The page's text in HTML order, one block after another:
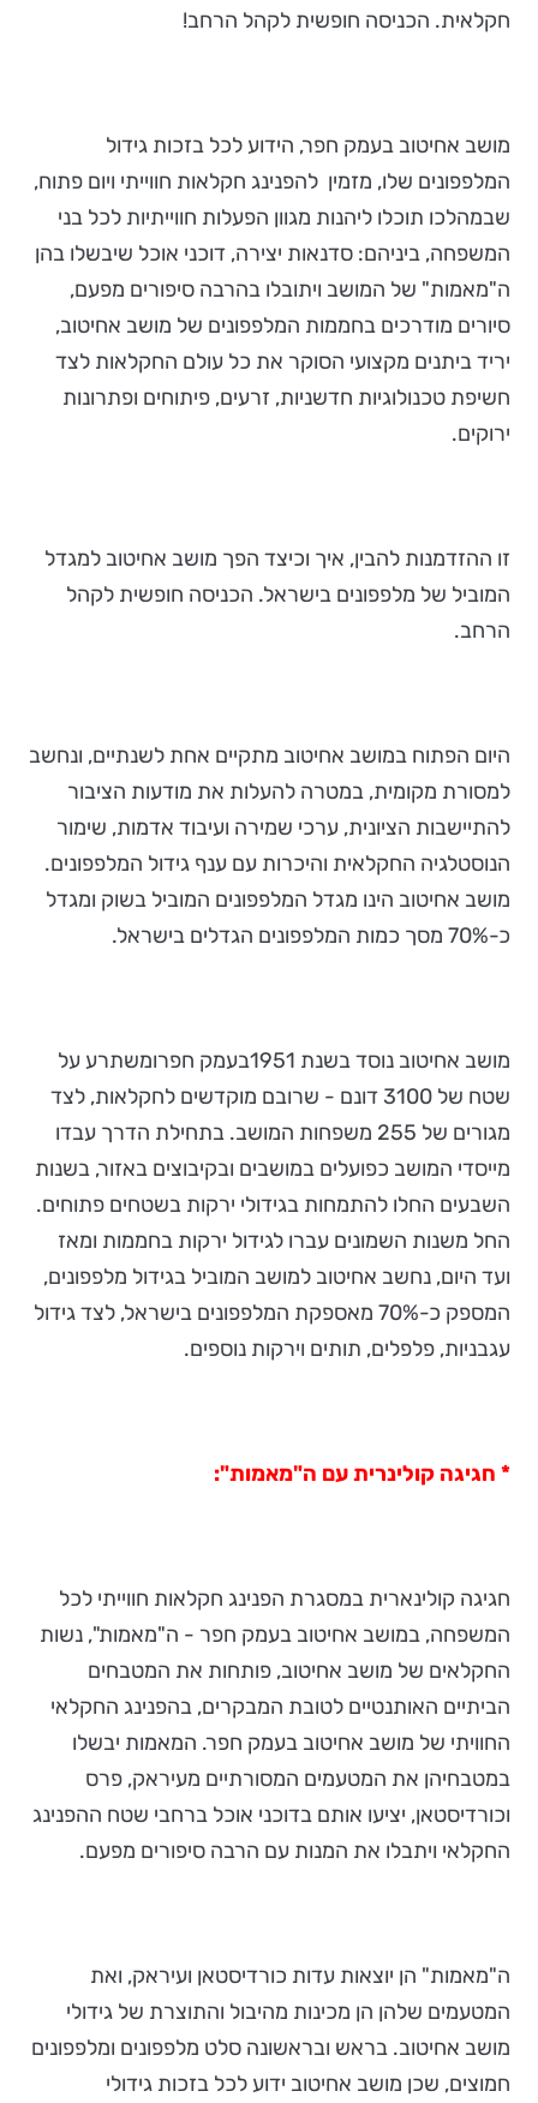
חקלאית. הכניסה חופשית לקהל הרחב!
מושב אחיטוב בעמק חפר, הידוע לכל בזכות גידול
המלפפונים שלו, מזמין להפנינג חקלאות חווייתי ויום פתוח,
שבמהלכו תוכלו ליהנות מגוון הפעלות חווייתיות לכל בני
המשפחה, ביניהם: סדנאות יצירה, דוכני אוכל שיבשלו בהן
ה"מאמות" של המושב ויתובלו בהרבה סיפורים מפעם,
סיורים מודרכים בחממות המלפפונים של מושב אחיטוב,
יריד ביתנים מקצועי הסוקר את כל עולם החקלאות לצד
חשיפת טכנולוגיות חדשניות, זרעים, פיתוחים ופתרונות
ירוקים.
זו ההזדמנות להבין, איך וכיצד הפך מושב אחיטוב למגדל
המוביל של מלפפונים בישראל. הכניסה חופשית לקהל
הרחב.
היום הפתוח במושב אחיטוב מתקיים אחת לשנתיים, ונחשב
למסורת מקומית, במטרה להעלות את מודעות הציבור
להתיישבות הציונית, ערכי שמירה ועיבוד אדמות, שימור
הנוסטלגיה החקלאית והיכרות עם ענף גידול המלפפונים.
מושב אחיטוב הינו מגדל המלפפונים המוביל בשוק ומגדל
כ-70% מסך כמות המלפפונים הגדלים בישראל.
מושב אחיטוב נוסד בשנת 1951בעמק חפרומשתרע על
שטח של 3100 דונם - שרובם מוקדשים לחקלאות, לצד
מגורים של 255 משפחות המושב. בתחילת הדרך עבדו
מייסדי המושב כפועלים במושבים ובקיבוצים באזור, בשנות
השבעים החלו להתמחות בגידולי ירקות בשטחים פתוחים.
החל משנות השמונים עברו לגידול ירקות בחממות ומאז
ועד היום, נחשב אחיטוב למושב המוביל בגידול מלפפונים,
המספק כ-70% מאספקת המלפפונים בישראל, לצד גידול
עגבניות, פלפלים, תותים וירקות נוספים.
* חגיגה קולינרית עם ה"מאמות":
חגיגה קולינארית במסגרת הפנינג חקלאות חווייתי לכל
המשפחה, במושב אחיטוב בעמק חפר - ה"מאמות", נשות
החקלאים של מושב אחיטוב, פותחות את המטבחים
הביתיים האותנטיים לטובת המבקרים, בהפנינג החקלאי
החוויתי של מושב אחיטוב בעמק חפר. המאמות יבשלו
במטבחיהן את המטעמים המסורתיים מעיראק, פרס
וכורדיסטאן, יציעו אותם בדוכני אוכל ברחבי שטח ההפנינג
החקלאי ויתבלו את המנות עם הרבה סיפורים מפעם.
ה"מאמות" הן יוצאות עדות כורדיסטאן ועיראק, ואת
המטעמים שלהן הן מכינות מהיבול והתוצרת של גידולי
מושב אחיטוב. בראש ובראשונה סלט מלפפונים ומלפפונים
חמוצים, שכן מושב אחיטוב ידוע לכל בזכות גידולי